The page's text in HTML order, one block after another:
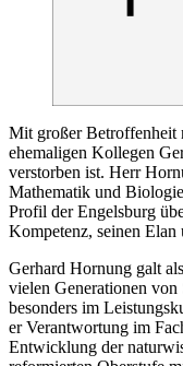
Mit großer Betroffenheit
ehemaligen Kollegen
verstorben ist. Herr
Mathematik und
Profil der Engelsburg
Kompetenz, seinen Elan
Gerhard Hornung galt
vielen Generationen von
besonders im
er Verantwortung im
Entwicklung der